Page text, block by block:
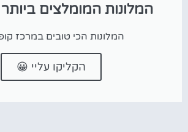
המלונות המומלצים ביותר
המלונות הכי טובים במרכז
הקליקו עליי 😀